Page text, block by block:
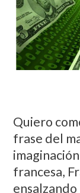
Quiero
frase del
francesa,